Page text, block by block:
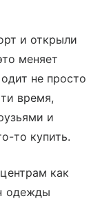
и открыли
меняет
не просто
время,
и
то купить.
как
одежды